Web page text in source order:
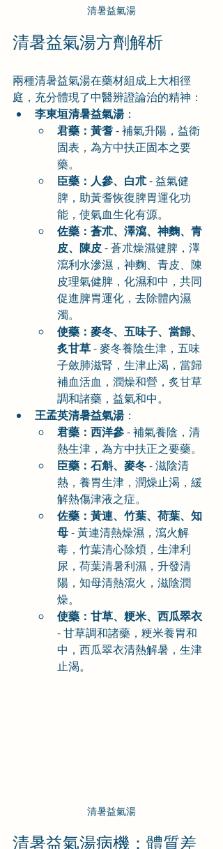
清暑益氣湯
清暑益氣湯方劑解析
兩種清暑益氣湯在藥材組成上大相徑
庭，充分體現了中醫辨證論治的精神：
李東垣清暑益氣湯：
君藥：黃耆 - 補氣升陽，益衛
固表，為方中扶正固本之要
藥。
臣藥：人參、白朮 - 益氣健
脾，助黃耆恢復脾胃運化功
能，使氣血生化有源。
佐藥：蒼朮、澤瀉、神麴、青
皮、陳皮 - 蒼朮燥濕健脾，澤
瀉利水滲濕，神麴、青皮、陳
皮理氣健脾，化濕和中，共同
促進脾胃運化，去除體內濕
濁。
使藥：麥冬、五味子、當歸、
炙甘草 - 麥冬養陰生津，五味
子斂肺滋腎，生津止渴，當歸
補血活血，潤燥和營，炙甘草
調和諸藥，益氣和中。
王孟英清暑益氣湯：
君藥：西洋參 - 補氣養陰，清
熱生津，為方中扶正之要藥。
臣藥：石斛、麥冬 - 滋陰清
熱，養胃生津，潤燥止渴，緩
解熱傷津液之症。
佐藥：黃連、竹葉、荷葉、知
母 - 黃連清熱燥濕，瀉火解
毒，竹葉清心除煩，生津利
尿，荷葉清暑利濕，升發清
陽，知母清熱瀉火，滋陰潤
燥。
使藥：甘草、粳米、西瓜翠衣
- 甘草調和諸藥，粳米養胃和
中，西瓜翠衣清熱解暑，生津
止渴。
清暑益氣湯
清暑益氣湯病機：體質差